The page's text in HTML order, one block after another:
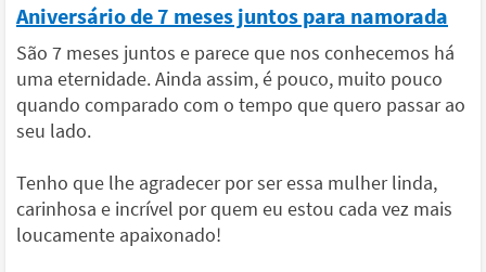
Aniversário de 7 meses juntos para namorada
São 7 meses juntos e parece que nos conhecemos há
uma eternidade. Ainda assim, é pouco, muito pouco
quando comparado com o tempo que quero passar ao
seu lado.
Tenho que lhe agradecer por ser essa mulher linda,
carinhosa e incrível por quem eu estou cada vez mais
loucamente apaixonado!